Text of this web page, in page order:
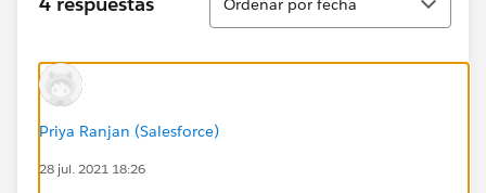
Ordenar por fecha
Priya Ranjan (Salesforce)
28 jul. 2021 18:26